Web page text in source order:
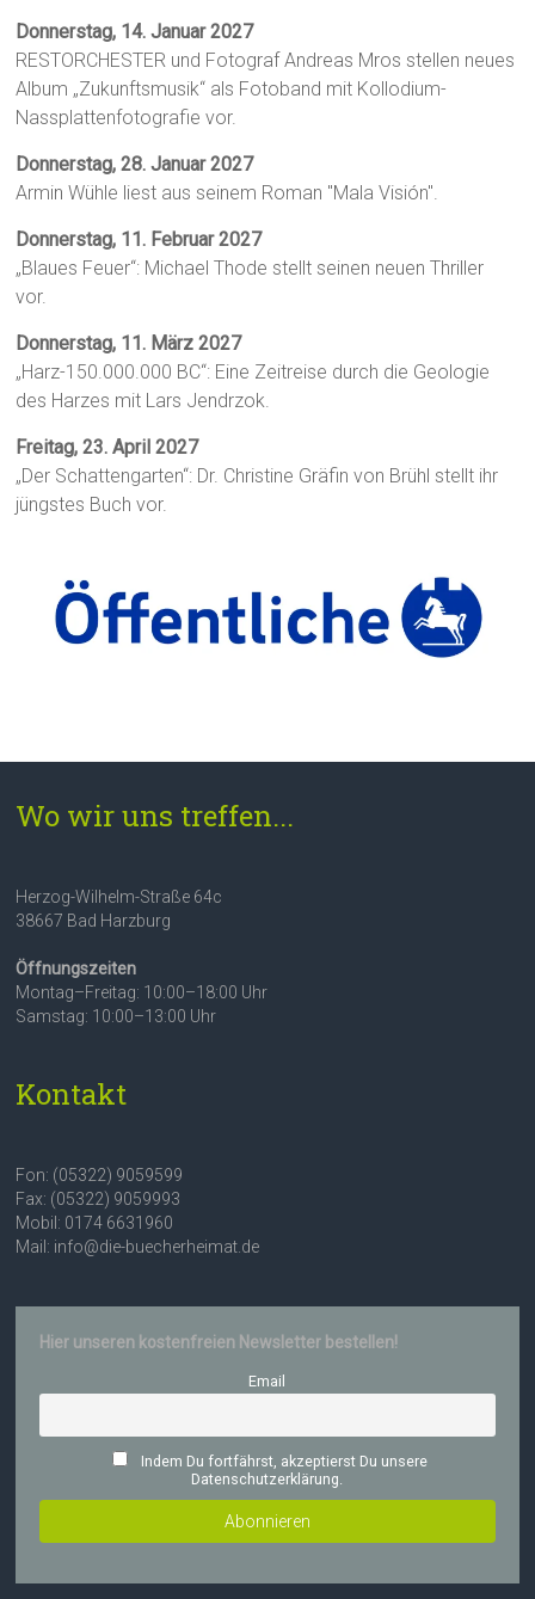
Donnerstag, 14. Januar 2027
RESTORCHESTER und Fotograf Andreas Mros stellen neues
Album „Zukunftsmusik“ als Fotoband mit Kollodium-
Nassplattenfotografie vor.
Donnerstag, 28. Januar 2027
Armin Wühle liest aus seinem Roman "Mala Visión".
Donnerstag, 11. Februar 2027
„Blaues Feuer“: Michael Thode stellt seinen neuen Thriller
vor.
Donnerstag, 11. März 2027
„Harz-150.000.000 BC“: Eine Zeitreise durch die Geologie
des Harzes mit Lars Jendrzok.
Freitag, 23. April 2027
„Der Schattengarten“: Dr. Christine Gräfin von Brühl stellt ihr
jüngstes Buch vor.
Wo wir uns treffen...
Herzog-Wilhelm-Straße 64c
38667 Bad Harzburg
Öffnungszeiten
Montag–Freitag: 10:00–18:00 Uhr
Samstag: 10:00–13:00 Uhr
Kontakt
Fon: (05322) 9059599
Fax: (05322) 9059993
Mobil: 0174 6631960
Mail: info@die-buecherheimat.de
Hier unseren kostenfreien Newsletter bestellen!
Email
Indem Du fortfährst, akzeptierst Du unsere
Datenschutzerklärung.